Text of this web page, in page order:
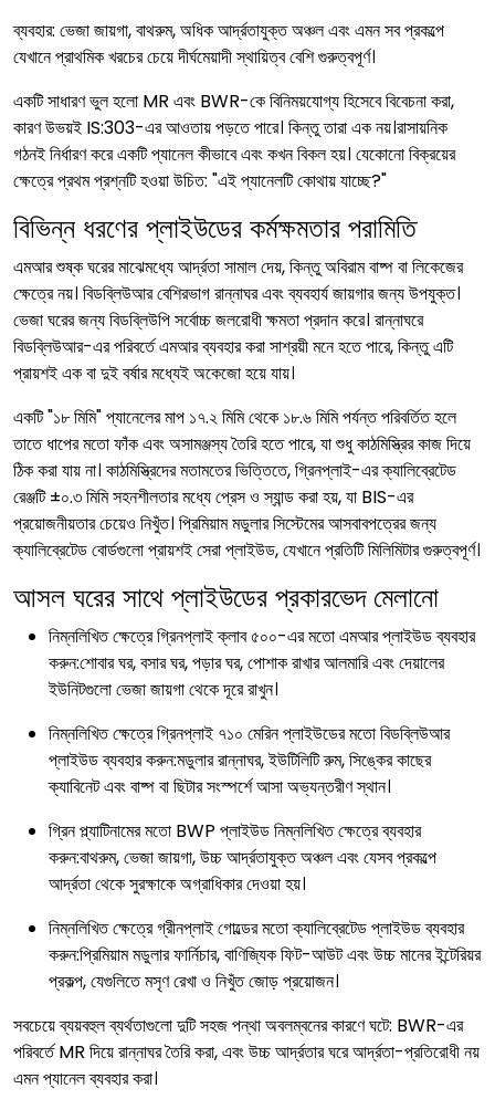
ব্যবহার: ভেজা জায়গা, বাথরুম, অধিক আর্দ্রতাযুক্ত অঞ্চল এবং এমন সব প্রকল্পে
যেখানে প্রাথমিক খরচের চেয়ে দীর্ঘমেয়াদী স্থায়িত্ব বেশি গুরুত্বপূর্ণ।
একটি সাধারণ ভুল হলো MR এবং BWR-কে বিনিময়যোগ্য হিসেবে বিবেচনা করা,
কারণ উভয়ই IS:303-এর আওতায় পড়তে পারে। কিন্তু তারা এক নয়।রাসায়নিক
গঠনই নির্ধারণ করে একটি প্যানেল কীভাবে এবং কখন বিকল হয়। যেকোনো বিক্রয়ের
ক্ষেত্রে প্রথম প্রশ্নটি হওয়া উচিত: "এই প্যানেলটি কোথায় যাচ্ছে?"
বিভিন্ন ধরণের প্লাইউডের কর্মক্ষমতার পরামিতি
এমআর শুষ্ক ঘরের মাঝেমধ্যে আর্দ্রতা সামাল দেয়, কিন্তু অবিরাম বাষ্প বা লিকেজের
ক্ষেত্রে নয়। বিডব্লিউআর বেশিরভাগ রান্নাঘর এবং ব্যবহার্য জায়গার জন্য উপযুক্ত।
ভেজা ঘরের জন্য বিডব্লিউপি সর্বোচ্চ জলরোধী ক্ষমতা প্রদান করে। রান্নাঘরে
বিডব্লিউআর-এর পরিবর্তে এমআর ব্যবহার করা সাশ্রয়ী মনে হতে পারে, কিন্তু এটি
প্রায়শই এক বা দুই বর্ষার মধ্যেই অকেজো হয়ে যায়।
একটি "১৮ মিমি" প্যানেলের মাপ ১৭.২ মিমি থেকে ১৮.৬ মিমি পর্যন্ত পরিবর্তিত হলে
তাতে ধাপের মতো ফাঁক এবং অসামঞ্জস্য তৈরি হতে পারে, যা শুধু কাঠমিস্ত্রির কাজ দিয়ে
ঠিক করা যায় না। কাঠমিস্ত্রিদের মতামতের ভিত্তিতে, গ্রিনপ্লাই-এর ক্যালিব্রেটেড
রেঞ্জটি ±০.৩ মিমি সহনশীলতার মধ্যে প্রেস ও স্যান্ড করা হয়, যা BIS-এর
প্রয়োজনীয়তার চেয়েও নিখুঁত। প্রিমিয়াম মডুলার সিস্টেমের আসবাবপত্রের জন্য
ক্যালিব্রেটেড বোর্ডগুলো প্রায়শই সেরা প্লাইউড, যেখানে প্রতিটি মিলিমিটার গুরুত্বপূর্ণ।
আসল ঘরের সাথে প্লাইউডের প্রকারভেদ মেলানো
নিম্নলিখিত ক্ষেত্রে গ্রিনপ্লাই ক্লাব ৫০০-এর মতো এমআর প্লাইউড ব্যবহার
করুন:শোবার ঘর, বসার ঘর, পড়ার ঘর, পোশাক রাখার আলমারি এবং দেয়ালের
ইউনিটগুলো ভেজা জায়গা থেকে দূরে রাখুন।
নিম্নলিখিত ক্ষেত্রে গ্রিনপ্লাই ৭১০ মেরিন প্লাইউডের মতো বিডব্লিউআর
প্লাইউড ব্যবহার করুন:মডুলার রান্নাঘর, ইউটিলিটি রুম, সিঙ্কের কাছের
ক্যাবিনেট এবং বাষ্প বা ছিটার সংস্পর্শে আসা অভ্যন্তরীণ স্থান।
গ্রিন প্ল্যাটিনামের মতো BWP প্লাইউড নিম্নলিখিত ক্ষেত্রে ব্যবহার
করুন:বাথরুম, ভেজা জায়গা, উচ্চ আর্দ্রতাযুক্ত অঞ্চল এবং যেসব প্রকল্পে
আর্দ্রতা থেকে সুরক্ষাকে অগ্রাধিকার দেওয়া হয়।
নিম্নলিখিত ক্ষেত্রে গ্রীনপ্লাই গোল্ডের মতো ক্যালিব্রেটেড প্লাইউড ব্যবহার
করুন:প্রিমিয়াম মডুলার ফার্নিচার, বাণিজ্যিক ফিট-আউট এবং উচ্চ মানের ইন্টেরিয়র
প্রকল্প, যেগুলিতে মসৃণ রেখা ও নিখুঁত জোড় প্রয়োজন।
সবচেয়ে ব্যয়বহুল ব্যর্থতাগুলো দুটি সহজ পন্থা অবলম্বনের কারণে ঘটে: BWR-এর
পরিবর্তে MR দিয়ে রান্নাঘর তৈরি করা, এবং উচ্চ আর্দ্রতার ঘরে আর্দ্রতা-প্রতিরোধী নয়
এমন প্যানেল ব্যবহার করা।